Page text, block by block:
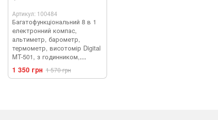
Артикул: 100484
Багатофункціональний 8 в 1
електронний компас,
альтиметр, барометр,
термометр, висотомір Digital
MT-501, з годинником,
календарем
1 350 грн 1 570 грн